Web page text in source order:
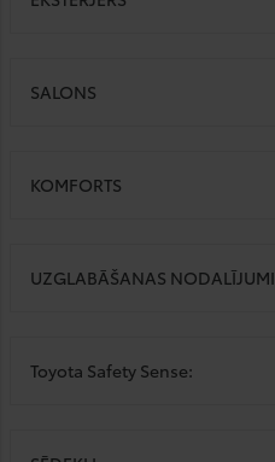
SALONS
KOMFORTS
UZGLABĀŠANAS NODALĪJUMI
Toyota Safety Sense: